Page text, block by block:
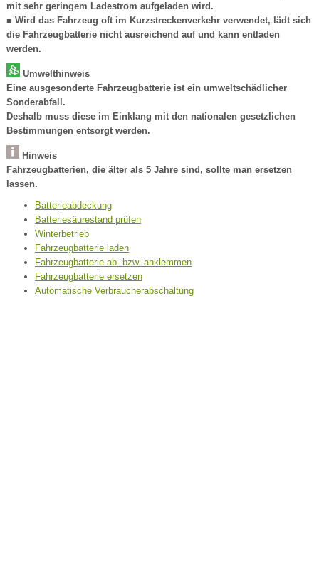
mit sehr geringem Ladestrom aufgeladen wird.
■ Wird das Fahrzeug oft im Kurzstreckenverkehr verwendet, lädt sich
die Fahrzeugbatterie nicht ausreichend auf und kann entladen
werden.
Umwelthinweis
Eine ausgesonderte Fahrzeugbatterie ist ein umweltschädlicher
Sonderabfall.
Deshalb muss diese im Einklang mit den nationalen gesetzlichen
Bestimmungen entsorgt werden.
Hinweis
Fahrzeugbatterien, die älter als 5 Jahre sind, sollte man ersetzen
lassen.
Batterieabdeckung
Batteriesäurestand prüfen
Winterbetrieb
Fahrzeugbatterie laden
Fahrzeugbatterie ab- bzw. anklemmen
Fahrzeugbatterie ersetzen
Automatische Verbraucherabschaltung